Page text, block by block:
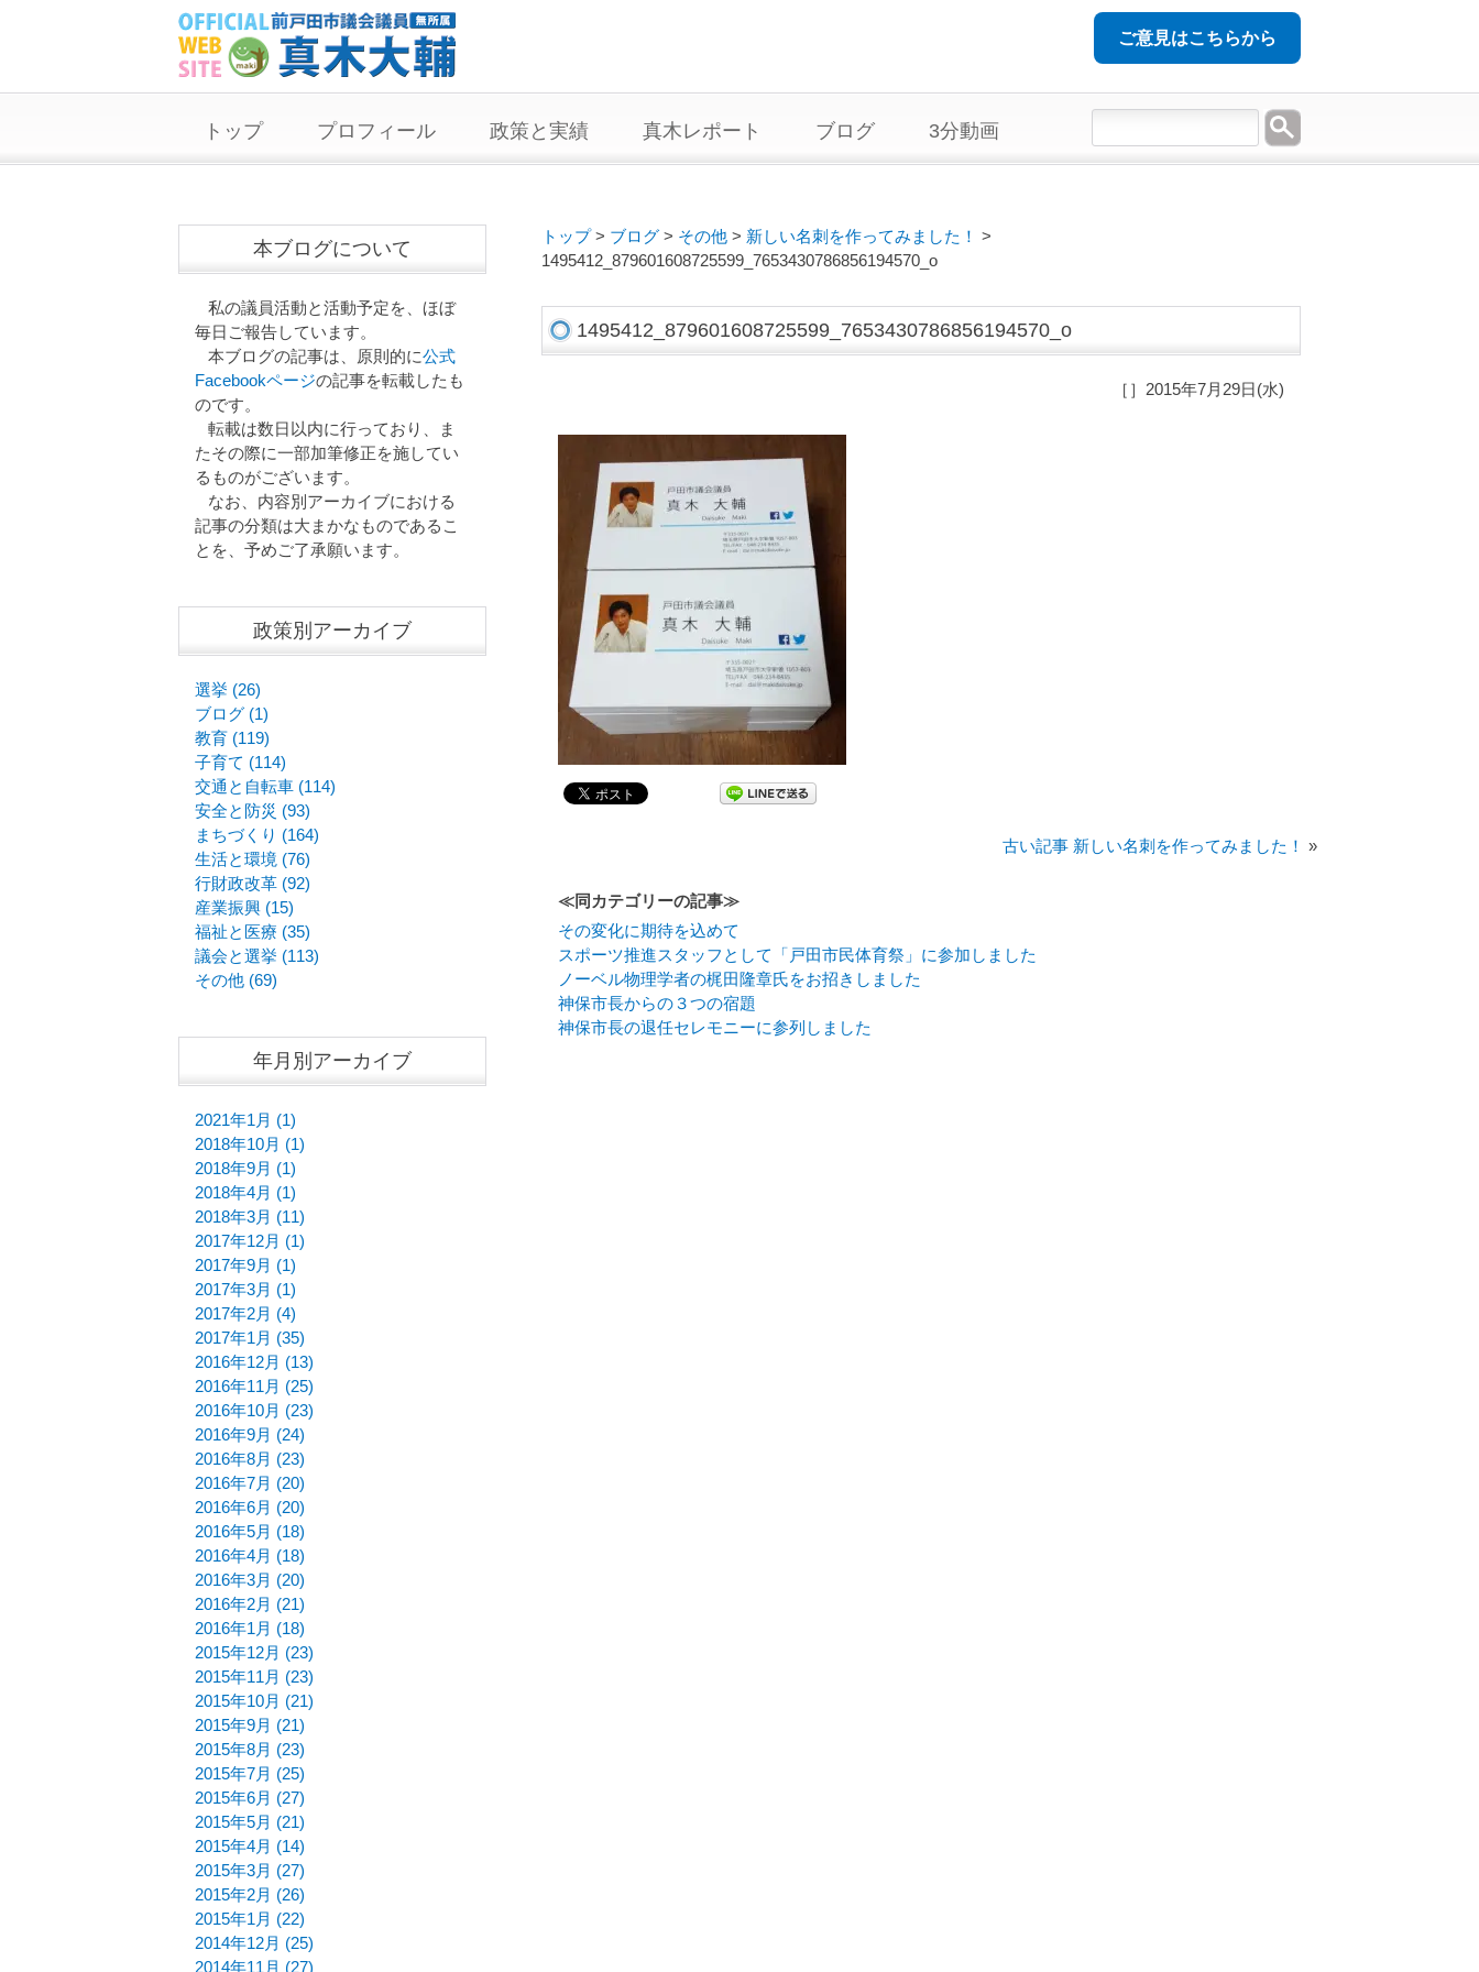
ご意見はこちらから
トップ プロフィール 政策と実績 真木レポート ブログ 3分動画
トップ> ブログ > その他 > 新しい名刺を作ってみました！
>
1495412_879601608725599_7653430786856194570_o
1495412_879601608725599_7653430786856194570_o
［］2015年7月29日(水)
古い記事 新しい名刺を作ってみました！ »
≪同カテゴリーの記事≫
その変化に期待を込めて
スポーツ推進スタッフとして「戸田市民体育祭」に参加しました
ノーベル物理学者の梶田隆章氏をお招きしました
神保市長からの３つの宿題
神保市長の退任セレモニーに参列しました
本ブログについて
私の議員活動と活動予定を、ほぼ
毎日ご報告しています。
本ブログの記事は、原則的に公式
Facebookページの記事を転載したも
のです。
転載は数日以内に行っており、ま
たその際に一部加筆修正を施してい
るものがございます。
なお、内容別アーカイブにおける
記事の分類は大まかなものであるこ
とを、予めご了承願います。
政策別アーカイブ
選挙 (26)
ブログ (1)
教育 (119)
子育て (114)
交通と自転車 (114)
安全と防災 (93)
まちづくり (164)
生活と環境 (76)
行財政改革 (92)
産業振興 (15)
福祉と医療 (35)
議会と選挙 (113)
その他 (69)
年月別アーカイブ
2021年1月 (1)
2018年10月 (1)
2018年9月 (1)
2018年4月 (1)
2018年3月 (11)
2017年12月 (1)
2017年9月 (1)
2017年3月 (1)
2017年2月 (4)
2017年1月 (35)
2016年12月 (13)
2016年11月 (25)
2016年10月 (23)
2016年9月 (24)
2016年8月 (23)
2016年7月 (20)
2016年6月 (20)
2016年5月 (18)
2016年4月 (18)
2016年3月 (20)
2016年2月 (21)
2016年1月 (18)
2015年12月 (23)
2015年11月 (23)
2015年10月 (21)
2015年9月 (21)
2015年8月 (23)
2015年7月 (25)
2015年6月 (27)
2015年5月 (21)
2015年4月 (14)
2015年3月 (27)
2015年2月 (26)
2015年1月 (22)
2014年12月 (25)
2014年11月 (27)